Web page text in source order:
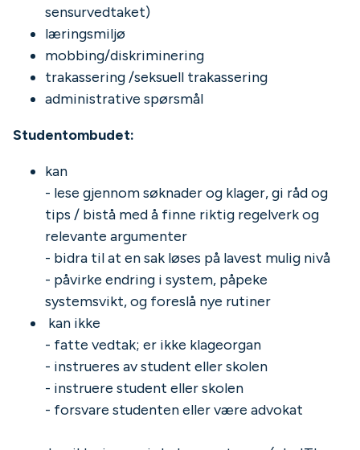
sensurvedtaket)
læringsmiljø
mobbing/diskriminering
trakassering /seksuell trakassering
administrative spørsmål
Studentombudet:
kan
- lese gjennom søknader og klager, gi råd og
tips / bistå med å finne riktig regelverk og
relevante argumenter
- bidra til at en sak løses på lavest mulig nivå
- påvirke endring i system, påpeke
systemsvikt, og foreslå nye rutiner
kan ikke
- fatte vedtak; er ikke klageorgan
- instrueres av student eller skolen
- instruere student eller skolen
- forsvare studenten eller være advokat